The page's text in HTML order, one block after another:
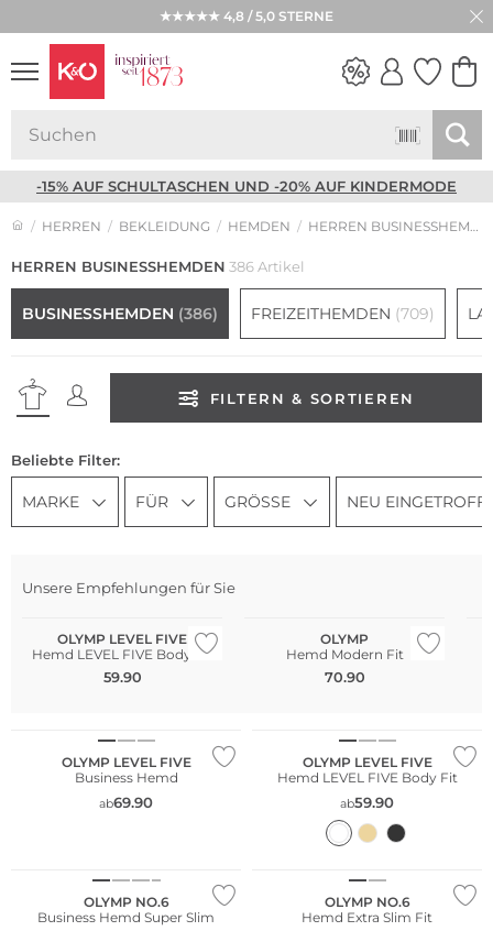
★★★★★ 4,8 / 5,0 STERNE
-15% AUF SCHULTASCHEN UND -20% AUF KINDERMODE
HERREN BEKLEIDUNG HEMDEN HERREN BUSINESSHEMDEN
HERREN BUSINESSHEMDEN 386 Artikel
BUSINESSHEMDEN (386) FREIZEITHEMDEN (709)
FILTERN & SORTIEREN
Beliebte Filter:
MARKE FÜR GRÖSSE NEU
Unsere Empfehlungen für Sie
Bestseller
OLYMP LEVEL FIVE
Hemd LEVEL FIVE Body Fit
59.90
OLYMP
Hemd Modern Fit
70.90
OLYMP LEVEL FIVE
Business Hemd
ab69.90
Große Größen
OLYMP LEVEL FIVE
Hemd LEVEL FIVE Body Fit
ab59.90
OLYMP NO.6
Business Hemd Super Slim
Große Größen
OLYMP NO.6
Hemd Extra Slim Fit